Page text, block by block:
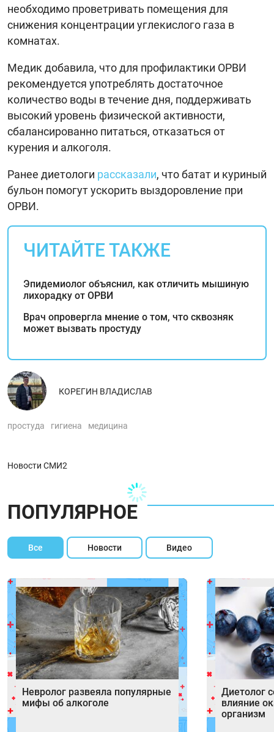
необходимо проветривать помещения для
снижения концентрации углекислого газа в
комнатах.
Медик добавила, что для профилактики ОРВИ
рекомендуется употреблять достаточное
количество воды в течение дня, поддерживать
высокий уровень физической активности,
сбалансированно питаться, отказаться от
курения и алкоголя.
Ранее диетологи рассказали, что батат и куриный
бульон помогут ускорить выздоровление при
ОРВИ.
ЧИТАЙТЕ ТАКЖЕ
Эпидемиолог объяснил, как отличить мышиную
лихорадку от ОРВИ
Врач опровергла мнение о том, что сквозняк
может вызвать простуду
КОРЕГИН ВЛАДИСЛАВ
простуда гигиена медицина
Новости СМИ2
ПОПУЛЯРНОЕ
Все Новости Видео
Невролог развеяла популярные
мифы об алкоголе
Диетолог
влияние
организм